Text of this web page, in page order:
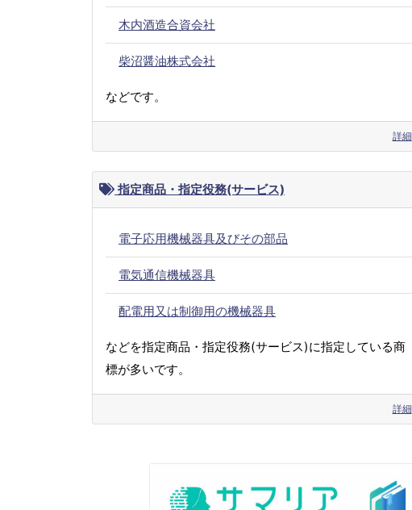
木内酒造合資会社
柴沼醤油株式会社
などです。
詳細
指定商品・指定役務(サービス)
電子応用機械器具及びその部品
電気通信機械器具
配電用又は制御用の機械器具
などを指定商品・指定役務(サービス)に指定している商
標が多いです。
詳細